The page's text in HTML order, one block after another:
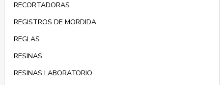
RECORTADORAS
REGISTROS DE MORDIDA
REGLAS
RESINAS
RESINAS LABORATORIO